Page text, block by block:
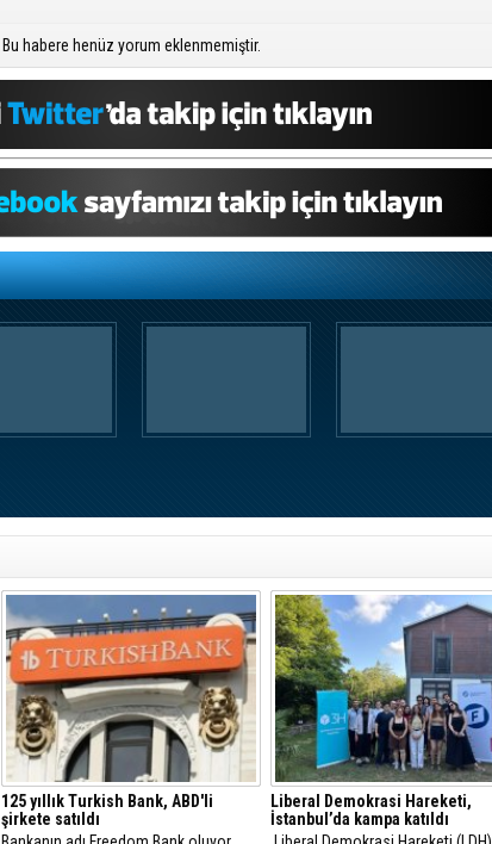
Bu habere henüz yorum eklenmemiştir.
125 yıllık Turkish Bank, ABD'li
şirkete satıldı
Liberal Demokrasi Hareketi,
İstanbul’da kampa katıldı